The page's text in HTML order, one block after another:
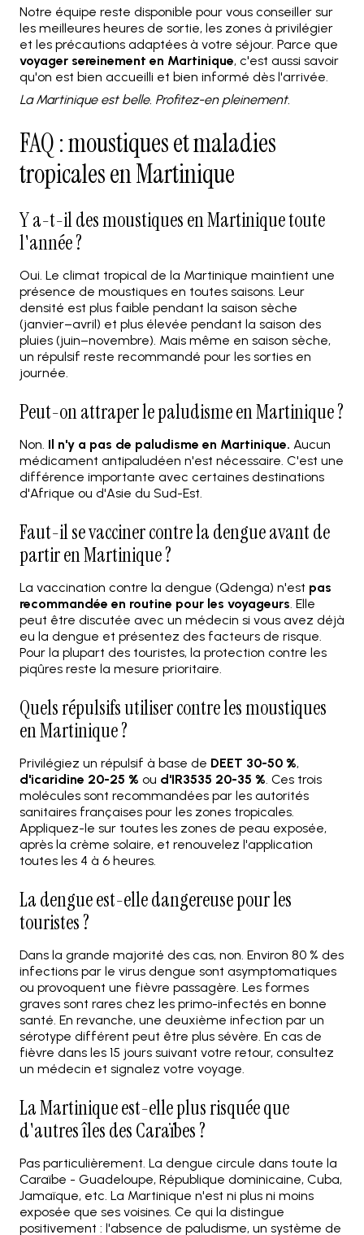
Notre équipe reste disponible pour vous conseiller sur
les meilleures heures de sortie, les zones à privilégier
et les précautions adaptées à votre séjour. Parce que
voyager sereinement en Martinique, c'est aussi savoir
qu'on est bien accueilli et bien informé dès l'arrivée.
La Martinique est belle. Profitez-en pleinement.
FAQ : moustiques et maladies
tropicales en Martinique
Y a-t-il des moustiques en Martinique toute
l'année ?
Oui. Le climat tropical de la Martinique maintient une
présence de moustiques en toutes saisons. Leur
densité est plus faible pendant la saison sèche
(janvier–avril) et plus élevée pendant la saison des
pluies (juin–novembre). Mais même en saison sèche,
un répulsif reste recommandé pour les sorties en
journée.
Peut-on attraper le paludisme en Martinique ?
Non. Il n'y a pas de paludisme en Martinique. Aucun
médicament antipaludéen n'est nécessaire. C'est une
différence importante avec certaines destinations
d'Afrique ou d'Asie du Sud-Est.
Faut-il se vacciner contre la dengue avant de
partir en Martinique ?
La vaccination contre la dengue (Qdenga) n'est pas
recommandée en routine pour les voyageurs . Elle
peut être discutée avec un médecin si vous avez déjà
eu la dengue et présentez des facteurs de risque.
Pour la plupart des touristes, la protection contre les
piqûres reste la mesure prioritaire.
Quels répulsifs utiliser contre les moustiques
en Martinique ?
Privilégiez un répulsif à base de DEET 30-50 %,
d'icaridine 20-25 % ou d'IR3535 20-35 % . Ces trois
molécules sont recommandées par les autorités
sanitaires françaises pour les zones tropicales.
Appliquez-le sur toutes les zones de peau exposée,
après la crème solaire, et renouvelez l'application
toutes les 4 à 6 heures.
La dengue est-elle dangereuse pour les
touristes ?
Dans la grande majorité des cas, non. Environ 80 % des
infections par le virus dengue sont asymptomatiques
ou provoquent une fièvre passagère. Les formes
graves sont rares chez les primo-infectés en bonne
santé. En revanche, une deuxième infection par un
sérotype différent peut être plus sévère. En cas de
fièvre dans les 15 jours suivant votre retour, consultez
un médecin et signalez votre voyage.
La Martinique est-elle plus risquée que
d'autres îles des Caraïbes ?
Pas particulièrement. La dengue circule dans toute la
Caraïbe - Guadeloupe, République dominicaine, Cuba,
Jamaïque, etc. La Martinique n'est ni plus ni moins
exposée que ses voisines. Ce qui la distingue
positivement : l'absence de paludisme, un système de